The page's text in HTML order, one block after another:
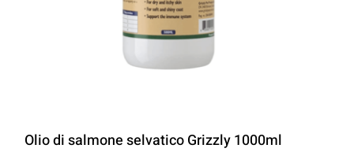
Olio di salmone selvatico Grizzly 1000ml